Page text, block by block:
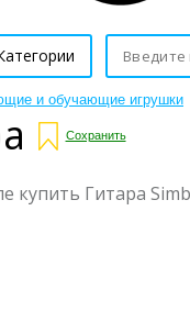
и обучающие игрушки
Сохранить
Гитара